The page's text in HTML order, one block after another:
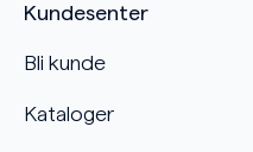
Kundesenter
Bli kunde
Kataloger